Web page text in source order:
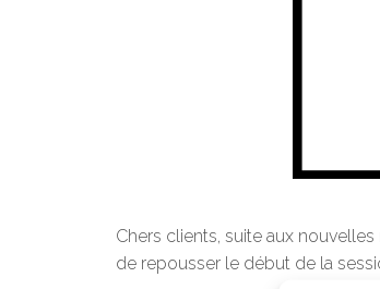
Chers clients, suite aux
de repousser le début de la